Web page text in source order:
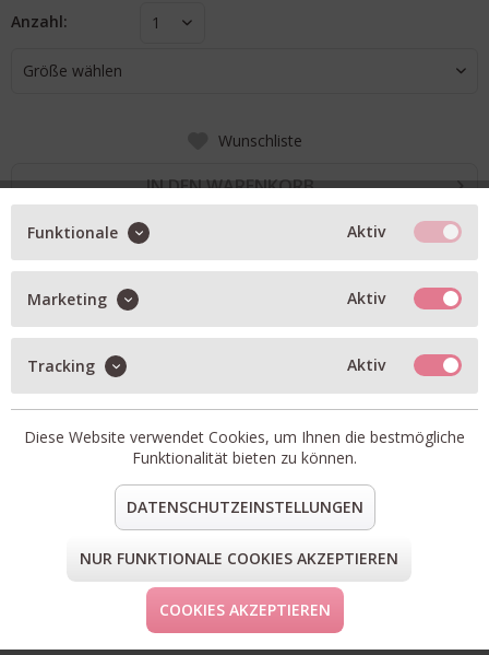
Anzahl: 1
Größe wählen
Wunschliste
IN DEN WARENKORB
BESCHREIBUNG
AG Jeans American in schmal zulaufender Passform
mittlere Leibhöhe
washed Effekt
Artikel-Nr.:
W0008-145-GRAF.4
Passform:
fällt normal aus
73% Baumwolle, 26% Lyocell, 1% Lycra
teilen
pin it mail
FORM & GRÖSSE
LIEFERUNG & KOSTENLOSE RETOURE
Funktionale Aktiv
Marketing Aktiv
Tracking Aktiv
Diese Website verwendet Cookies, um Ihnen die bestmögliche
Funktionalität bieten zu können.
DATENSCHUTZEINSTELLUNGEN
NUR FUNKTIONALE COOKIES AKZEPTIEREN
COOKIES AKZEPTIEREN